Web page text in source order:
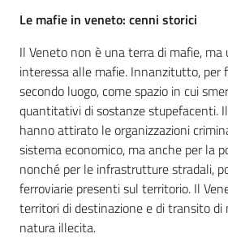
Le mafie in veneto: cenni storici
Il Veneto non è una terra di mafie, ma
interessa alle mafie. Innanzitutto, per
secondo luogo, come spazio in cui
quantitativi di sostanze stupefacenti.
hanno attirato le organizzazioni
sistema economico, ma anche per la
nonché per le infrastrutture stradali,
ferroviarie presenti sul territorio. Il
territori di destinazione e di transito di
natura illecita.